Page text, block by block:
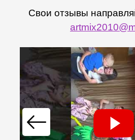
Свои отзывы